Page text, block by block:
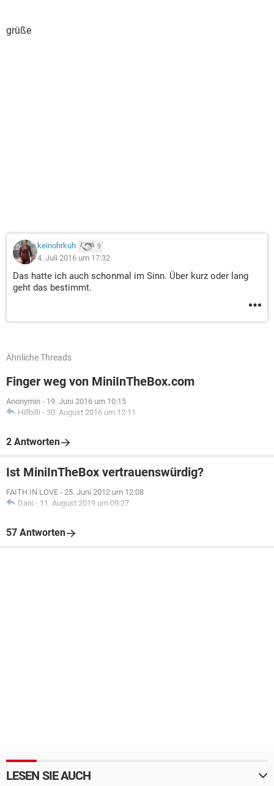
grüße
keinohrkuh 9
4. Juli 2016 um 17:32
Das hatte ich auch schonmal im Sinn. Über kurz oder lang
geht das bestimmt.
Ähnliche Threads
Finger weg von MiniInTheBox.com
Anonymin - 19. Juni 2016 um 10:15
Hillbilli - 30. August 2016 um 12:11
2 Antworten
Ist MiniInTheBox vertrauenswürdig?
FAITH IN LOVE - 25. Juni 2012 um 12:08
Dani - 11. August 2019 um 09:27
57 Antworten
LESEN SIE AUCH